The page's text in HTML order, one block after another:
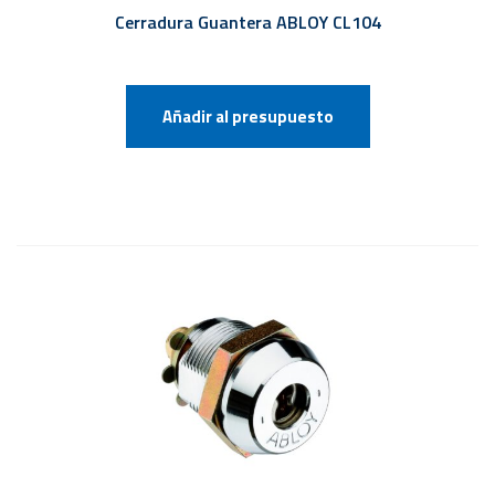
Cerradura Guantera ABLOY CL104
Añadir al presupuesto